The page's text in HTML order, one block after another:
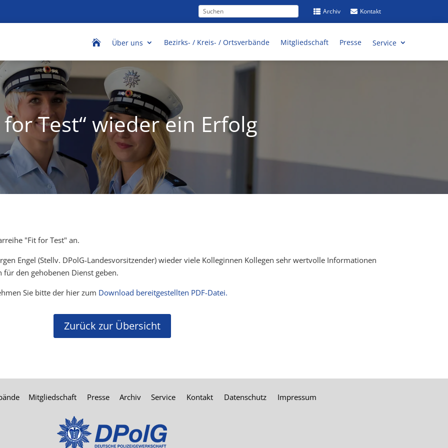
 Kontakt
 Archiv
 Über uns Bezirks- / Kreis- / Ortsverbände Mitgliedschaft Presse Service
for Test“ wieder ein Erfolg
"Fit for Test" an.
Engel (Stellv. DPolG-Landesvorsitzender) wieder viele Kolleginnen Kollegen sehr wertvolle Informationen
den gehobenen Dienst geben.
Sie bitte der hier zum Download bereitgestellten PDF-Datei.
Zurück zur Übersicht
Mitgliedschaft Presse Archiv Service Kontakt Datenschutz Impressum